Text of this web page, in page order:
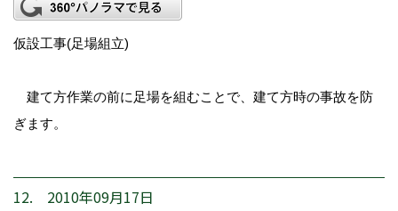
仮設工事(足場組立)
建て方作業の前に足場を組むことで、建て方時の事故を防
ぎます。
12. 2010年09月17日